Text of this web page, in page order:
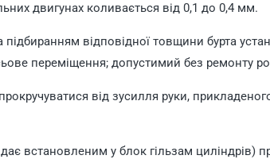
двигунах коливається від 0,1 до 0,4 мм.
відповідної товщини бурта
переміщення; допустимий без ремонту
від зусилля руки,
встановленим у блок гільзам циліндрів)